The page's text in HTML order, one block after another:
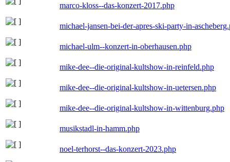
marco-kloss--das-konzert-2017.php
michael-jansen-bei-der-apres-ski-party-in-
michael-ulm--konzert-in-oberhausen.php
mike-dee--die-original-kultshow-in-reinfeld.php
mike-dee--die-original-kultshow-in-uetersen.php
mike-dee--die-original-kultshow-in-wittenburg.php
musikstadl-in-hamm.php
noel-terhorst--das-konzert-2023.php